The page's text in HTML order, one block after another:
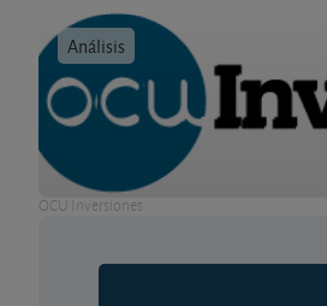
Análisis
OCU Inversiones